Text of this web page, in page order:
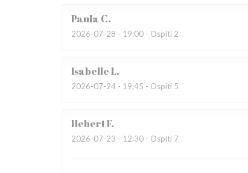
Paula C
2026-07-28 - 19:00 - Ospiti 2
IsabelleL
2026-07-24 - 19:45 - Ospiti 5
HebertF
2026-07-23 - 12:30 - Ospiti 7